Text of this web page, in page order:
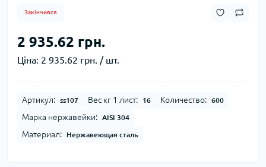
Закінчився
2 935.62 грн.
Ціна: 2 935.62 грн. / шт.
Артикул: ss107 Вес кг 1 лист: 16 Количество: 600
Марка нержавейки: AISI 304
Материал: Нержавеющая сталь